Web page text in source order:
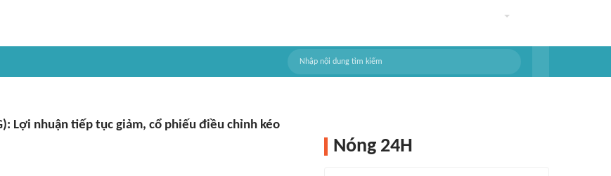
Lợi nhuận tiếp tục giảm, cổ phiếu điều chỉnh kéo
Nóng 24H